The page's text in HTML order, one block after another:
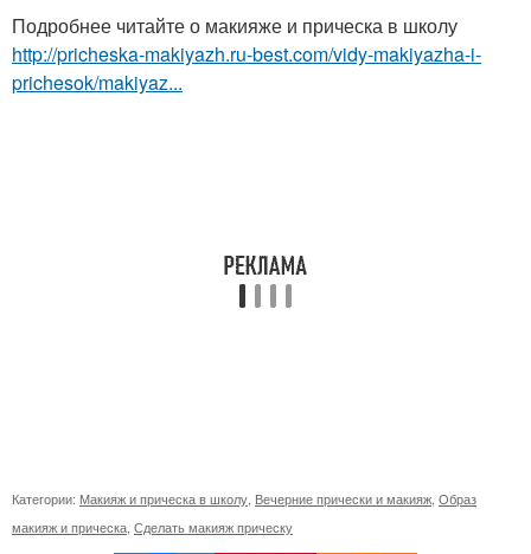
Подробнее читайте о макияже и прическа в школу
http://pricheska-makiyazh.ru-best.com/vidy-makiyazha-i-
prichesok/makiyaz...
Категории: Макияж и прическа в школу Вечерние прически и макияж Образ
макияж и прическа Сделать макияж прическу